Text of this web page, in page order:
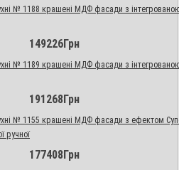
№ 1188 крашені МДФ фасади з
149226Грн
№ 1189 крашені МДФ фасади з
191268Грн
№ 1155 крашені МДФ фасади з ефектом
ручної
177408Грн